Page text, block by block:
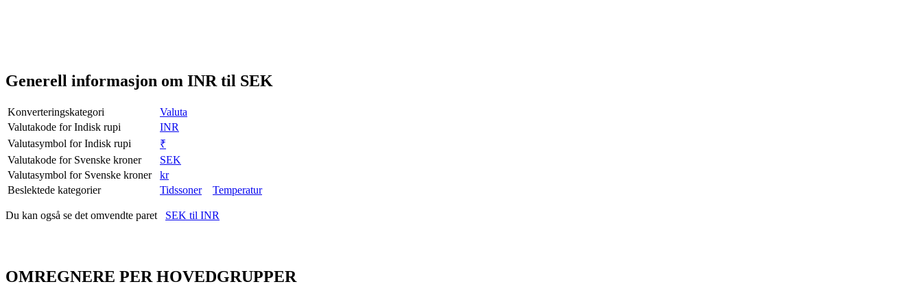
Generell informasjon om INR til SEK
Konverteringskategori
Valuta
Valutakode for Indisk rupi
INR
Valutasymbol for Indisk rupi
₹
Valutakode for Svenske kroner
SEK
Valutasymbol for Svenske kroner
kr
Beslektede kategorier
Tidssoner Temperatur
Du kan også se det omvendte paret SEK til INR
OMREGNERE PER HOVEDGRUPPER